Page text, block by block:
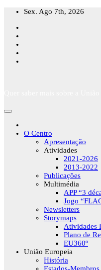
Skip
content
Sex. Ago 7th, 2026
O Centro
Apresentação
Atividades
2021-2026
2013-2022
Publicações
Multimédia
APP “3
Jogo
Newsletters
Storymaps
Atividades
Plano de
EU360º
União Europeia
História